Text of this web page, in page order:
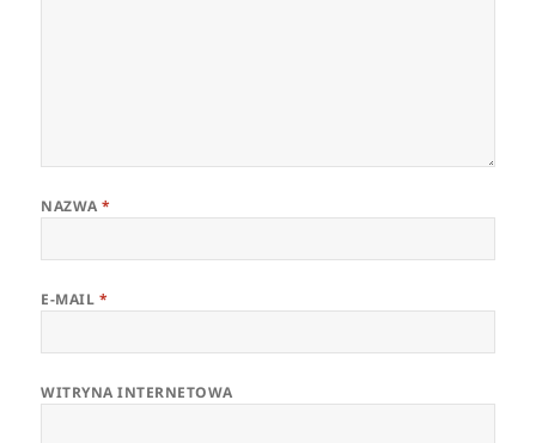
NAZWA*
E-MAIL *
WITRYNA INTERNETOWA